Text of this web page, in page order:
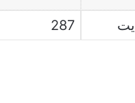
287